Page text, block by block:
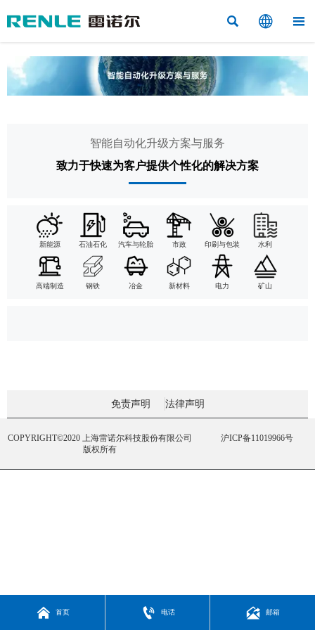
  
智能自动化升级方案与服务
致力于快速为客户提供个性化的解决方案
新能源 石油石化 汽车与轮胎 市政 印刷与包装 水利
高端制造 钢铁 冶金 新材料 电力 矿山
免责声明 法律声明
COPYRIGHT©2020 上海雷诺尔科技股份有限公司
版权所有
沪ICP备11019966号
 首页  电话  邮箱